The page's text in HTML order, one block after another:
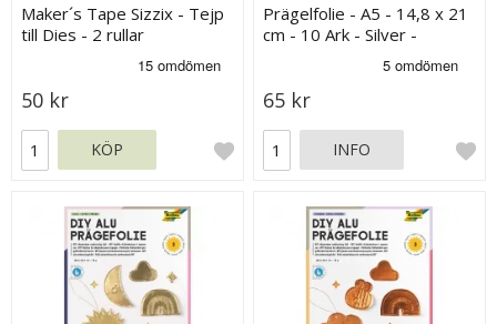
Maker´s Tape Sizzix - Tejp
till Dies - 2 rullar
50 kr
KÖP
Prägelfolie - A5 - 14,8 x 21
cm - 10 Ark - Silver -
65 kr
INFO